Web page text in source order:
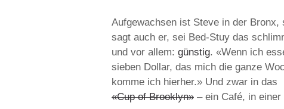
Aufgewachsen ist Steve in der
sagt auch er, sei Bed-Stuy das
und vor allem: günstig. «Wenn ich
sieben Dollar, das mich die ganze
komme ich hierher.» Und zwar in das
«Cup of Brooklyn» – ein Café, in